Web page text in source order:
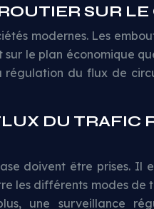
SUR
modernes. Les
le plan économique
régulation du flux de
DU TRAFIC
doivent être prises. Il
les différents modes de
une surveillance